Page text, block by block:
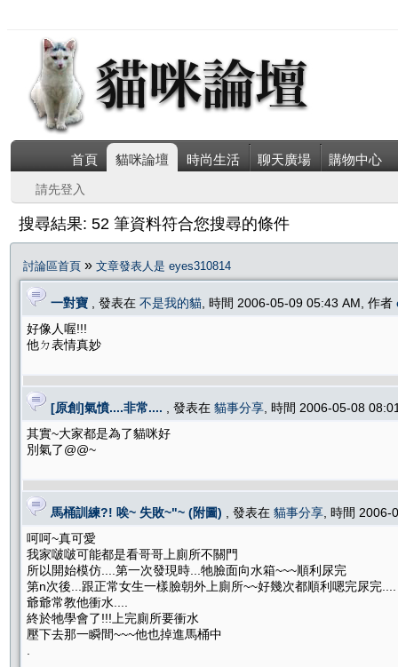
首頁 貓咪論壇 時尚生活 聊天廣場 購物中心
請先登入
搜尋結果: 52 筆資料符合您搜尋的條件
討論區首頁 » 文章發表人是 eyes310814
一對寶 , 發表在 不是我的貓 , 時間 2006-05-09 05:43 AM, 作者
好像人喔!!!
他ㄉ表情真妙
[原創]氣憤....非常.... , 發表在 貓事分享 , 時間 2006-05-08
其實~大家都是為了貓咪好
別氣了@@~
馬桶訓練?! 唉~ 失敗~"~ (附圖) , 發表在 貓事分享 , 時間
呵呵~真可愛
我家啵啵可能都是看哥哥上廁所不關門
所以開始模仿....第一次發現時...牠臉面向水箱~~~順利尿完
第n次後...跟正常女生一樣臉朝外上廁所~~好幾次都順利嗯完尿完....
爺爺常教他衝水....
終於牠學會了!!!上完廁所要衝水
壓下去那一瞬間~~~他也掉進馬桶中